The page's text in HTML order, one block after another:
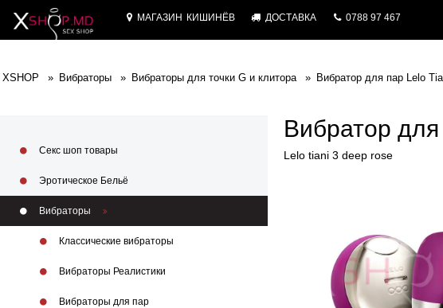
МАГАЗИН КИШИНЁВ ДОСТАВКА 0788 97 467
XSHOP Вибраторы Вибраторы для точки G и клитора Вибратор для пар Lelo
Вибратор
Lelo tiani 3 deep rose
Секс шоп товары
Эротическое Бельё
Вибраторы
Классические вибраторы
Вибраторы Реалистики
Вибраторы для пар